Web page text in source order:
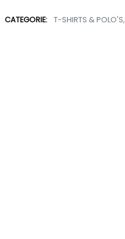
CATEGORIE: T-SHIRTS & POLO'S,